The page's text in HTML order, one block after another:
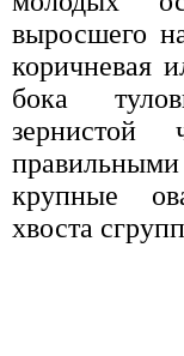
выросшего
коричневая
бока
зернистой
крупные
хвоста